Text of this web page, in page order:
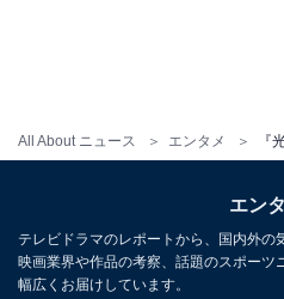
All About ニュース エンタメ
エン
テレビドラマのレポートから、国内外
映画業界や作品の考察、話題のスポーツ
幅広くお届けしています。